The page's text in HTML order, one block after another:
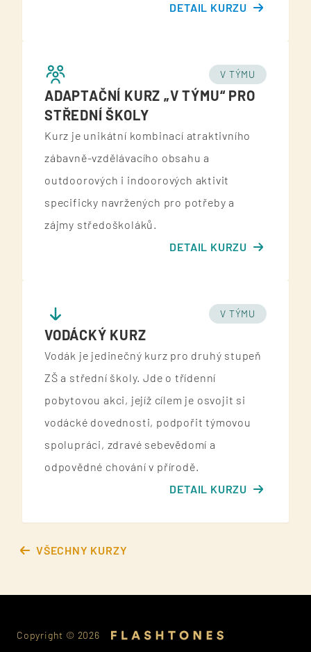
DETAIL KURZU
V TÝMU
ADAPTAČNÍ KURZ „V TÝMU“ PRO
STŘEDNÍ ŠKOLY
Kurz je unikátní kombinací atraktivního
zábavně-vzdělávacího obsahu a
outdoorových i indoorových aktivit
specificky navržených pro potřeby a
zájmy středoškoláků.
DETAIL KURZU
V TÝMU
VODÁCKÝ KURZ
Vodák je jedinečný kurz pro druhý stupeň
ZŠ a střední školy. Jde o třídenní
pobytovou akci, jejíž cílem je osvojit si
vodácké dovednosti, podpořit týmovou
spolupráci, zdravé sebevědomí a
odpovědné chování v přírodě.
DETAIL KURZU
VŠECHNY KURZY
Copyright © 2026